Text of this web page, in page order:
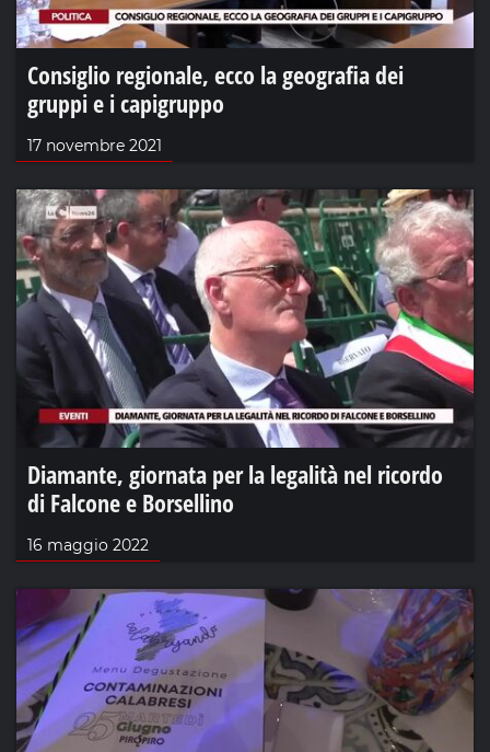
Consiglio regionale, ecco la geografia dei
gruppi e i capigruppo
17 novembre 2021
Diamante, giornata per la legalità nel ricordo
di Falcone e Borsellino
16 maggio 2022